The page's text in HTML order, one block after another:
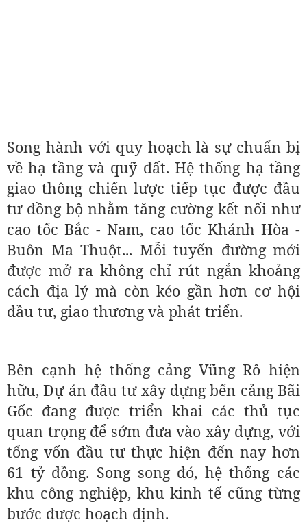
Song hành với quy hoạch là sự chuẩn bị
về hạ tầng và quỹ đất. Hệ thống hạ tầng
giao thông chiến lược tiếp tục được đầu
tư đồng bộ nhằm tăng cường kết nối như
cao tốc Bắc - Nam, cao tốc Khánh Hòa -
Buôn Ma Thuột... Mỗi tuyến đường mới
được mở ra không chỉ rút ngắn khoảng
cách địa lý mà còn kéo gần hơn cơ hội
đầu tư, giao thương và phát triển.
Bên cạnh hệ thống cảng Vũng Rô hiện
hữu, Dự án đầu tư xây dựng bến cảng Bãi
Gốc đang được triển khai các thủ tục
quan trọng để sớm đưa vào xây dựng, với
tổng vốn đầu tư thực hiện đến nay hơn
61 tỷ đồng. Song song đó, hệ thống các
khu công nghiệp, khu kinh tế cũng từng
bước được hoạch định.